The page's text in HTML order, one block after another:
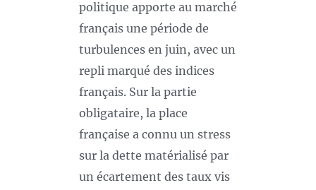
politique apporte au marché
français une période de
turbulences en juin, avec un
repli marqué des indices
français. Sur la partie
obligataire, la place
française a connu un stress
sur la dette matérialisé par
un écartement des taux vis